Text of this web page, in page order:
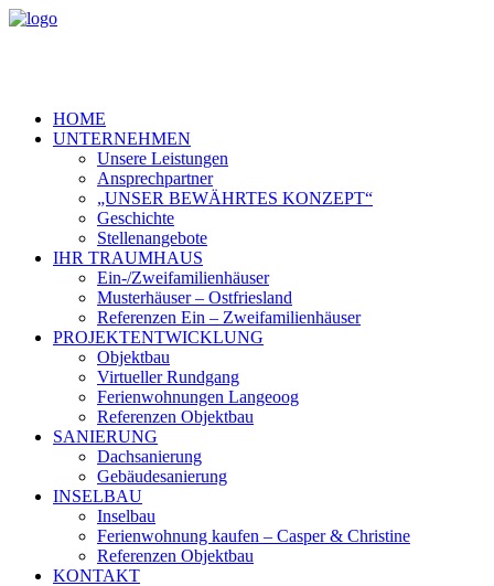
HOME
UNTERNEHMEN
Unsere Leistungen
Ansprechpartner
„UNSER BEWÄHRTES KONZEPT“
Geschichte
Stellenangebote
IHR TRAUMHAUS
Ein-/Zweifamilienhäuser
Musterhäuser – Ostfriesland
Referenzen Ein – Zweifamilienhäuser
PROJEKTENTWICKLUNG
Objektbau
Virtueller Rundgang
Ferienwohnungen Langeoog
Referenzen Objektbau
SANIERUNG
Dachsanierung
Gebäudesanierung
INSELBAU
Inselbau
Ferienwohnung kaufen – Casper & Christine
Referenzen Objektbau
KONTAKT